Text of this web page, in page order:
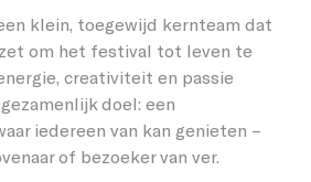
klein, toegewijd kernteam dat
om het festival tot leven te
creativiteit en passie
doel: een
iedereen van kan genieten –
of bezoeker van ver.